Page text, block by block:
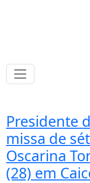
Presidente
missa de
Oscarina
(28) em